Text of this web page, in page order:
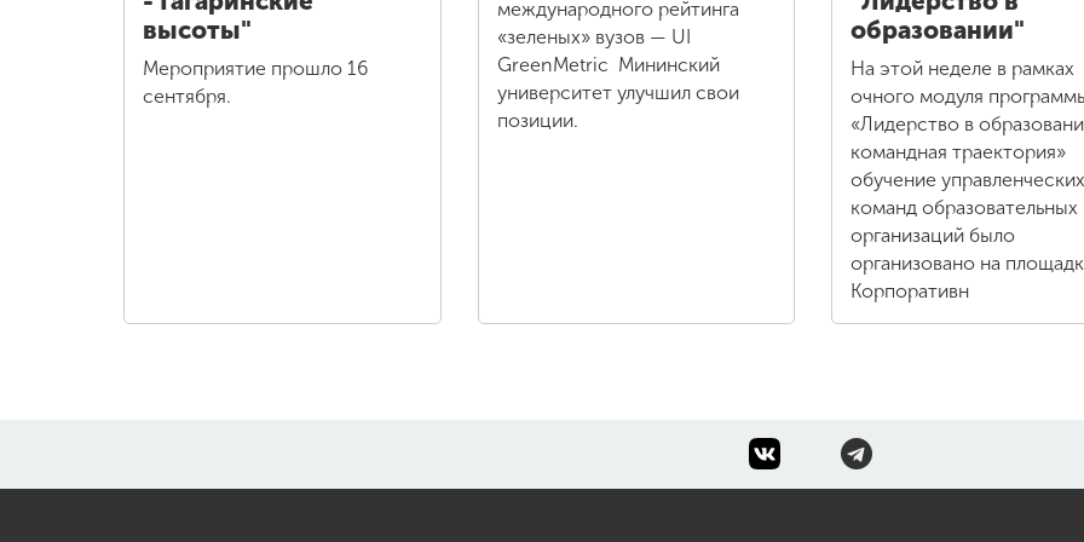
высоты"
Мероприятие прошло 16
сентября.
международного рейтинга
«зеленых» вузов — UI
GreenMetric Мининский
университет улучшил свои
позиции.
образовании"
На этой неделе в рамках
очного модуля
«Лидерство в
командная траектория»
обучение управленческих
команд образовательных
организаций было
организовано на
Корпоративн